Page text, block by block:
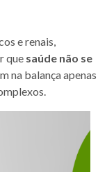
e renais,
que saúde não se
na balança apenas